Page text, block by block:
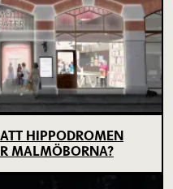
HIPPODROMEN
MALMÖBORNA?